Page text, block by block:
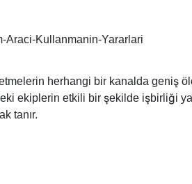
herhangi bir kanalda geniş
ekiplerin etkili bir şekilde işbirliği
tanır.